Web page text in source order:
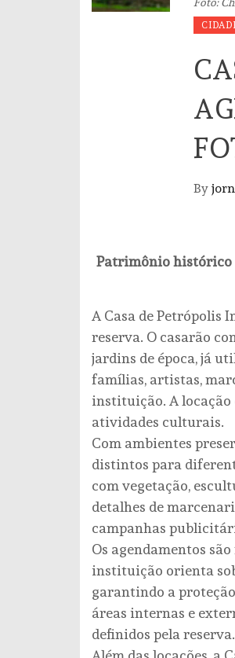
Foto:
By
Patrimônio histórico
A Casa de Petrópolis
reserva. O casarão
jardins de época, já
famílias, artistas,
instituição. A locação
atividades culturais.
Com ambientes
distintos para
com vegetação,
detalhes de
campanhas
Os agendamentos
instituição orienta
garantindo a
áreas internas e
definidos pela reserva.